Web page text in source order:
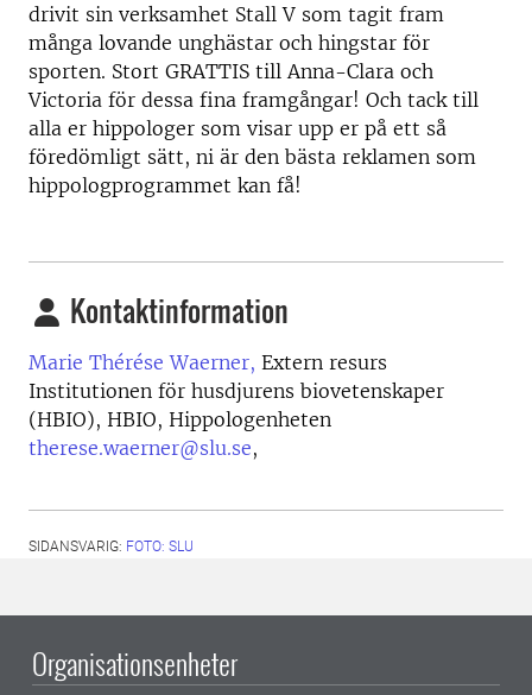
drivit sin verksamhet Stall V som tagit fram
många lovande unghästar och hingstar för
sporten. Stort GRATTIS till Anna-Clara och
Victoria för dessa fina framgångar! Och tack till
alla er hippologer som visar upp er på ett så
föredömligt sätt, ni är den bästa reklamen som
hippologprogrammet kan få!
Kontaktinformation
Marie Thérése Waerner, Extern resurs
Institutionen för husdjurens biovetenskaper
(HBIO), HBIO, Hippologenheten
therese.waerner@slu.se,
SIDANSVARIG: FOTO: SLU
Organisationsenheter